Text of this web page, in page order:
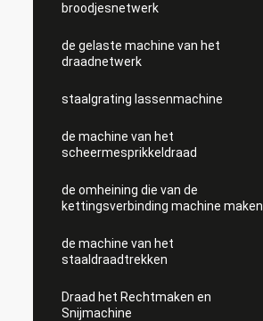
broodjesnetwerk
de gelaste machine van het
draadnetwerk
staalgrating lassenmachine
de machine van het
scheermesprikkeldraad
de omheining die van de
kettingsverbinding machine maken
de machine van het
staaldraadtrekken
Draad het Rechtmaken en
Snijmachine